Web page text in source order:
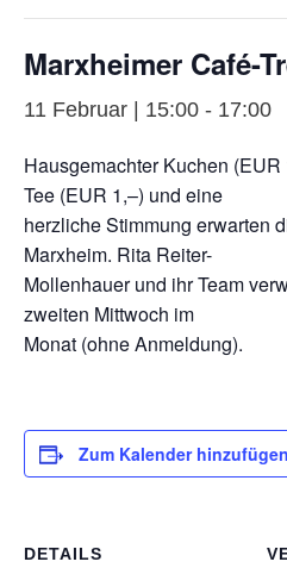
Marxheimer Café-
11 Februar | 15:00 - 17:00
Hausgemachter Kuchen
Tee (EUR 1,–) und eine
herzliche Stimmung erwarten
Marxheim. Rita Reiter-
Mollenhauer und ihr Team
zweiten Mittwoch im
Monat (ohne Anmeldung).
Zum Kalender hinzufügen
DETAILS